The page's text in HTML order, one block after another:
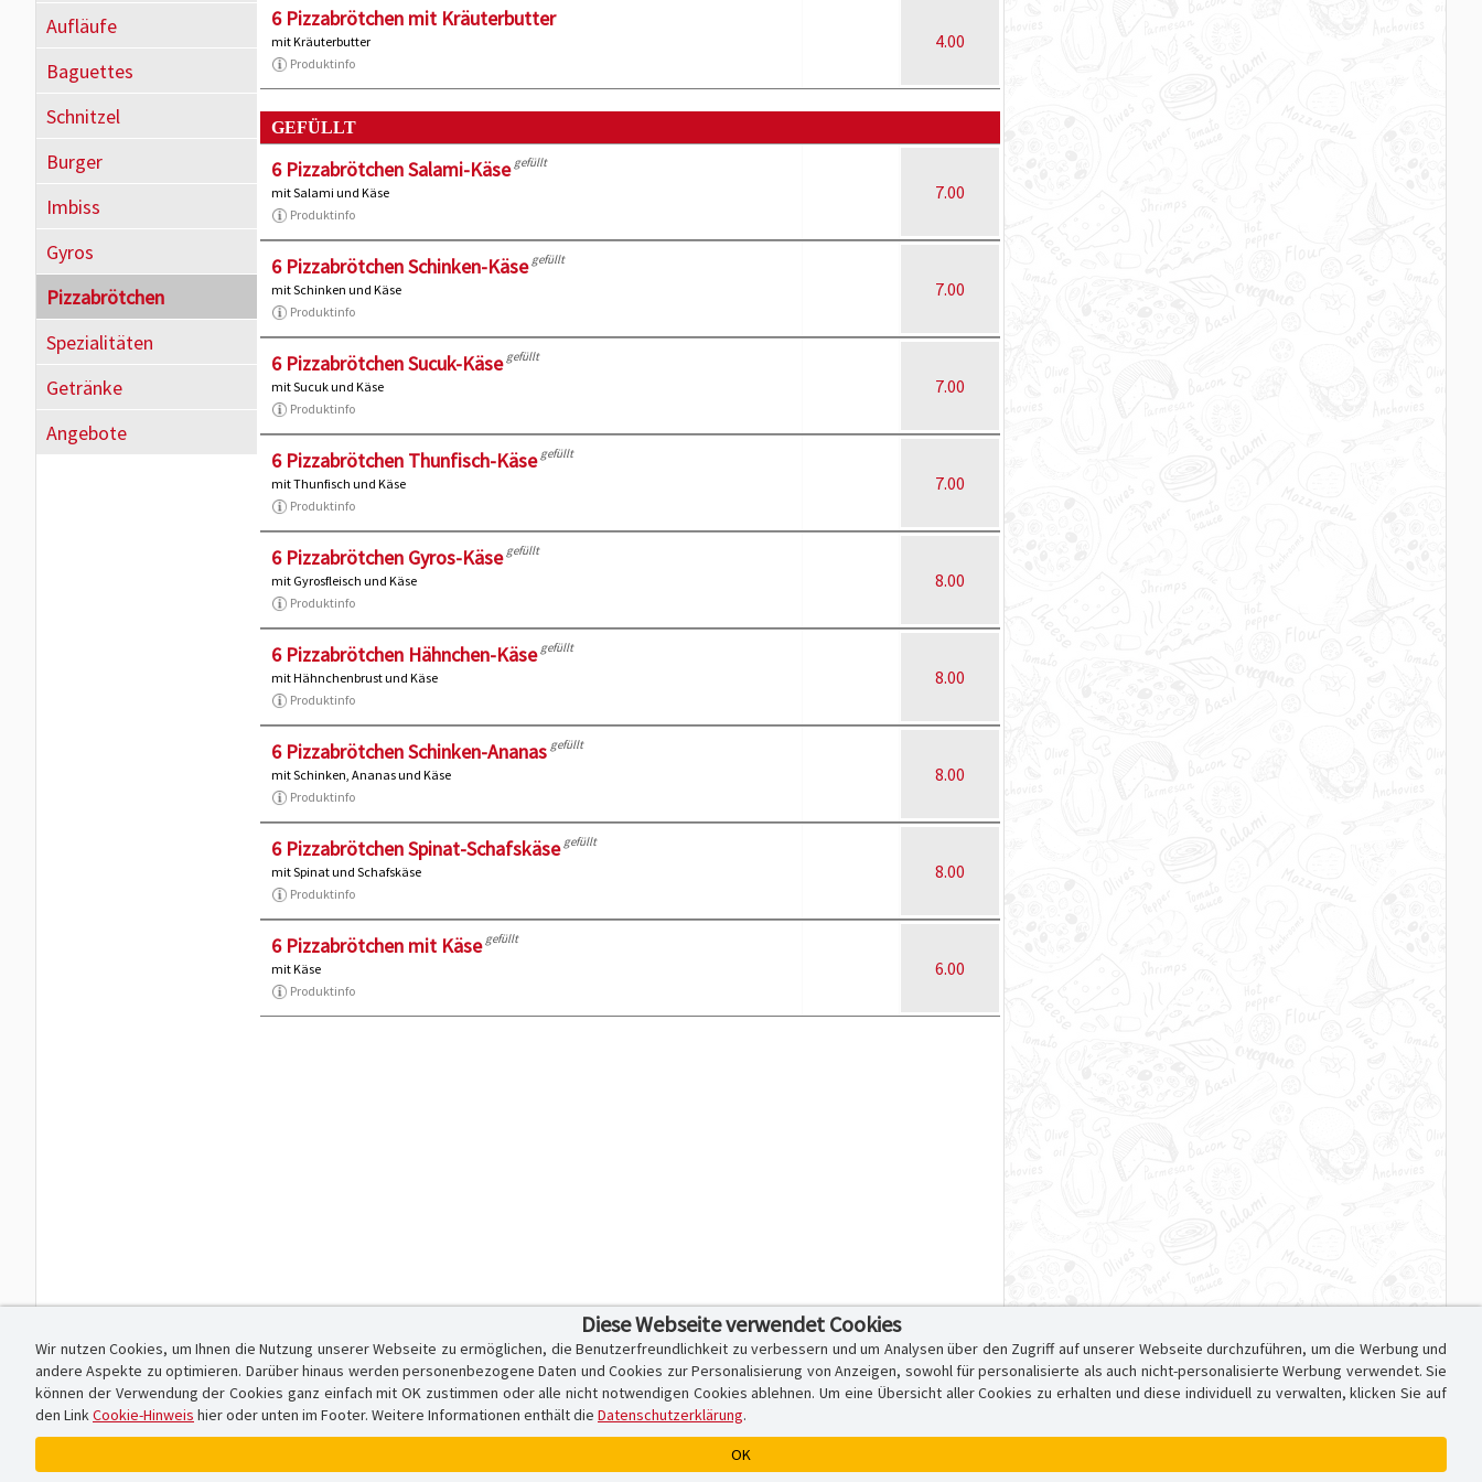
Aufläufe
Baguettes
Schnitzel
Burger
Imbiss
Gyros
Pizzabrötchen
Spezialitäten
Getränke
Angebote
6 Pizzabrötchen mit Kräuterbutter
mit Kräuterbutter
Produktinfo
4.00
GEFÜLLT
6 Pizzabrötchen Salami-Käse gefüllt
mit Salami und Käse
Produktinfo
7.00
6 Pizzabrötchen Schinken-Käse gefüllt
mit Schinken und Käse
Produktinfo
7.00
6 Pizzabrötchen Sucuk-Käse gefüllt
mit Sucuk und Käse
Produktinfo
7.00
6 Pizzabrötchen Thunfisch-Käse gefüllt
mit Thunfisch und Käse
Produktinfo
7.00
6 Pizzabrötchen Gyros-Käse gefüllt
mit Gyrosfleisch und Käse
Produktinfo
8.00
6 Pizzabrötchen Hähnchen-Käse gefüllt
mit Hähnchenbrust und Käse
Produktinfo
8.00
6 Pizzabrötchen Schinken-Ananas gefüllt
mit Schinken, Ananas und Käse
Produktinfo
8.00
6 Pizzabrötchen Spinat-Schafskäse gefüllt
mit Spinat und Schafskäse
Produktinfo
8.00
6 Pizzabrötchen mit Käse gefüllt
mit Käse
Produktinfo
6.00
Diese Webseite verwendet Cookies
Wir nutzen Cookies, um Ihnen die Nutzung unserer Webseite zu ermöglichen, die Benutzerfreundlichkeit zu verbessern und um Analysen über den Zugriff auf unserer Webseite durchzuführen, um die Werbung und
andere Aspekte zu optimieren. Darüber hinaus werden personenbezogene Daten und Cookies zur Personalisierung von Anzeigen, sowohl für personalisierte als auch nicht-personalisierte Werbung verwendet. Sie
können der Verwendung der Cookies ganz einfach mit OK zustimmen oder alle nicht notwendigen Cookies ablehnen. Um eine Übersicht aller Cookies zu erhalten und diese individuell zu verwalten, klicken Sie auf
den LinkCookie-Hinweis hier oder unten im Footer. Weitere Informationen enthält die Datenschutzerklärung.
OK